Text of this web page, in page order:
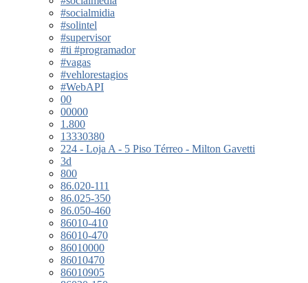
#socialmidia
#solintel
#supervisor
#ti #programador
#vagas
#vehlorestagios
#WebAPI
00
00000
1.800
13330380
224 - Loja A - 5 Piso Térreo - Milton Gavetti
3d
800
86.020-111
86.025-350
86.050-460
86010-410
86010-470
86010000
86010470
86010905